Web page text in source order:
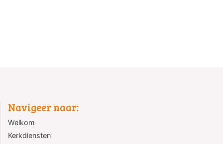
Navigeer naar:
Welkom
Kerkdiensten